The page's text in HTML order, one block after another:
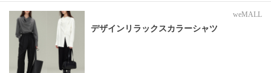
weMALL
デザインリラックスカラーシャツ